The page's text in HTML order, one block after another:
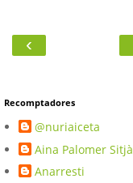
‹
Recomptadores
@nuriaiceta
Aina Palomer Sitjà
Anarresti